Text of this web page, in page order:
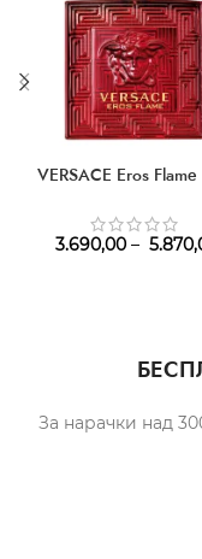
VERSACE Eros Flame
3.690,00 –
За нарачки над